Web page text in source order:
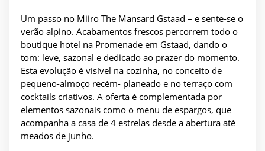
Um passo no Miiro The Mansard Gstaad – e sente-se o
verão alpino. Acabamentos frescos percorrem todo o
boutique hotel na Promenade em Gstaad, dando o
tom: leve, sazonal e dedicado ao prazer do momento.
Esta evolução é visível na cozinha, no conceito de
pequeno-almoço recém- planeado e no terraço com
cocktails criativos. A oferta é complementada por
elementos sazonais como o menu de espargos, que
acompanha a casa de 4 estrelas desde a abertura até
meados de junho.